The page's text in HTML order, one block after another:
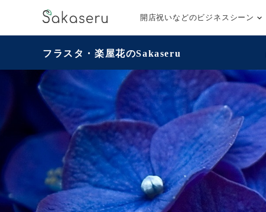
開店祝いなどのビジネスシーン
フラスタ・楽屋花のSakaseru